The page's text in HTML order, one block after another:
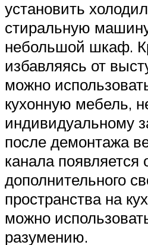
установить
стиральную
небольшой шкаф.
избавляясь от
можно
кухонную мебель,
индивидуальному
после демонтажа
канала появляется
дополнительного
пространства на
можно
разумению.